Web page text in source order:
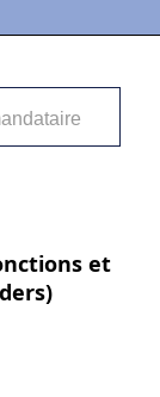
et